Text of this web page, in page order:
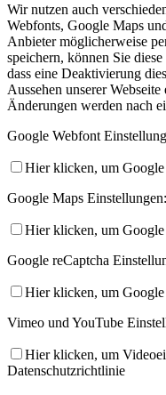
Wir nutzen auch
Webfonts, Google Maps
Anbieter möglicherweise
speichern, können Sie
dass eine Deaktivierung
Aussehen unserer
Änderungen werden nach
Google Webfont
Hier klicken, um
Google Maps Einstellungen:
Hier klicken, um
Google reCaptcha
Hier klicken, um
Vimeo und YouTube
Hier klicken, um
Datenschutzrichtlinie